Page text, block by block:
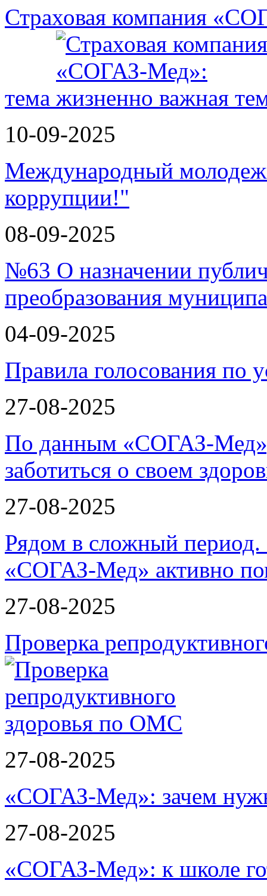
Страховая компания
тема
10-09-2025
Международный
коррупции!"
08-09-2025
№63 О назначении
преобразования
04-09-2025
Правила голосования по
27-08-2025
По данным «СОГАЗ-
заботиться о своем
27-08-2025
Рядом в сложный период.
«СОГАЗ-Мед» активно
27-08-2025
Проверка
27-08-2025
«СОГАЗ-Мед»: зачем
27-08-2025
«СОГАЗ-Мед»: к школе